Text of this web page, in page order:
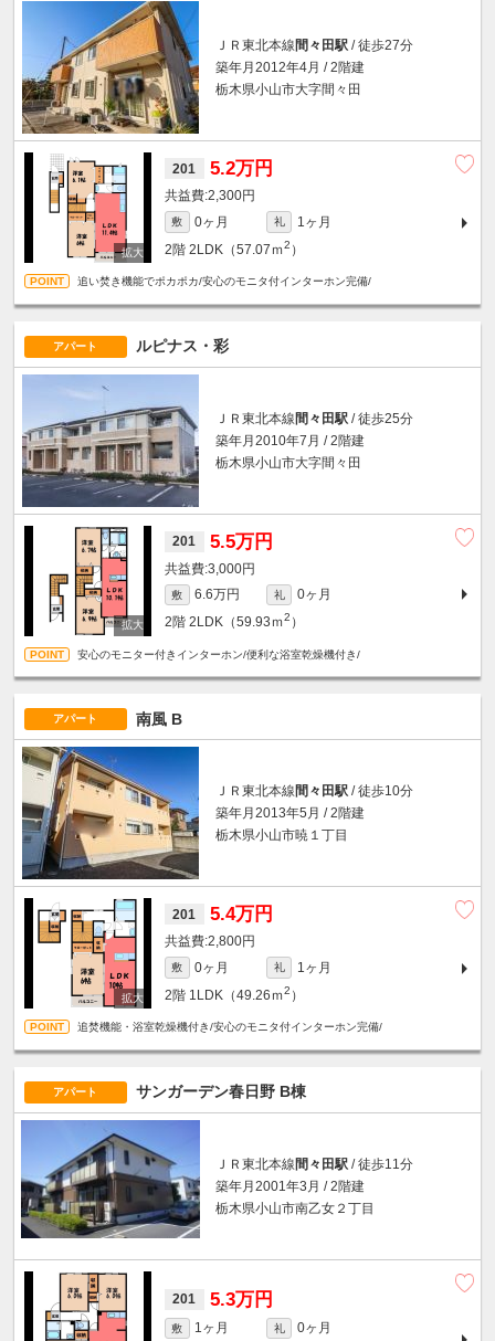
ＪＲ東北本線 間々田駅 / 徒歩27分
築年月2012年4月 / 2階建
栃木県小山市大字間々田
201 5.2万円
2,300円
敷 0ヶ月 礼
1ヶ月
2階 2LDK（57.07ｍ2 ）
追い焚き機能でポカポカ/安心のモニタ付インターホン完備/
アパート ルピナス・彩
ＪＲ東北本線間々田駅 / 徒歩25分
築年月2010年7月 / 2階建
栃木県小山市大字間々田
201 5.5万円
3,000円
敷 6.6万円 礼
0ヶ月
2階 2LDK（59.93ｍ2 ）
安心のモニター付きインターホン/便利な浴室乾燥機付き/
アパート 南風 B
ＪＲ東北本線 間々田駅 / 徒歩10分
築年月2013年5月 / 2階建
栃木県小山市暁１丁目
201 5.4万円
2,800円
敷 0ヶ月 礼
1ヶ月
2階 1LDK（49.26ｍ2 ）
追焚機能・浴室乾燥機付き/安心のモニタ付インターホン完備/
アパート サンガーデン春日野 B棟
ＪＲ東北本線間々田駅 / 徒歩11分
築年月2001年3月 / 2階建
栃木県小山市南乙女２丁目
201 5.3万円
敷 1ヶ月 礼
0ヶ月